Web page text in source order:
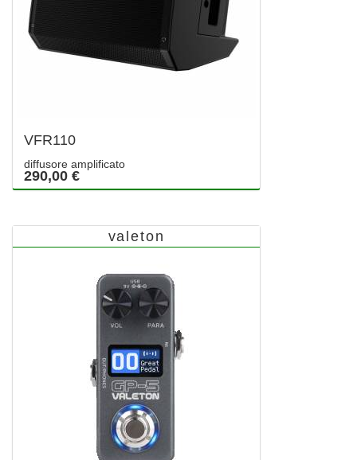
VFR110
diffusore amplificato
290,00 €
valeton